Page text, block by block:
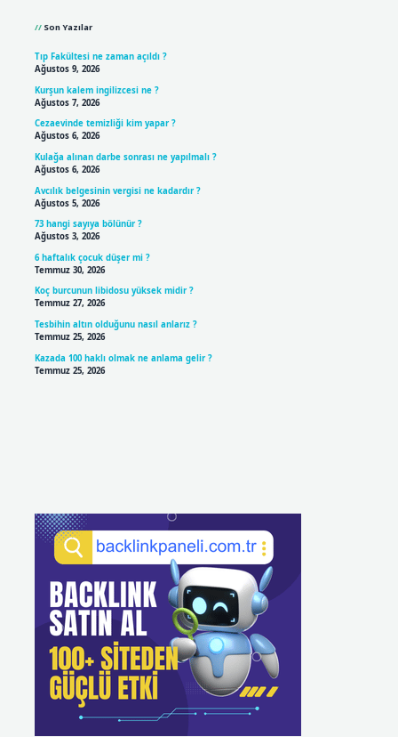
Son Yazılar
Tıp Fakültesi ne zaman açıldı ?
Ağustos 9, 2026
Kurşun kalem ingilizcesi ne ?
Ağustos 7, 2026
Cezaevinde temizliği kim yapar ?
Ağustos 6, 2026
Kulağa alınan darbe sonrası ne yapılmalı ?
Ağustos 6, 2026
Avcılık belgesinin vergisi ne kadardır ?
Ağustos 5, 2026
73 hangi sayıya bölünür ?
Ağustos 3, 2026
6 haftalık çocuk düşer mi ?
Temmuz 30, 2026
Koç burcunun libidosu yüksek midir ?
Temmuz 27, 2026
Tesbihin altın olduğunu nasıl anlarız ?
Temmuz 25, 2026
Kazada 100 haklı olmak ne anlama gelir ?
Temmuz 25, 2026